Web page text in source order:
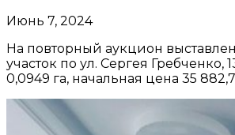
Июнь 7, 2024
На повторный аукцион
участок по ул. Сергея Гребченко,
0,0949 га, начальная цена 35